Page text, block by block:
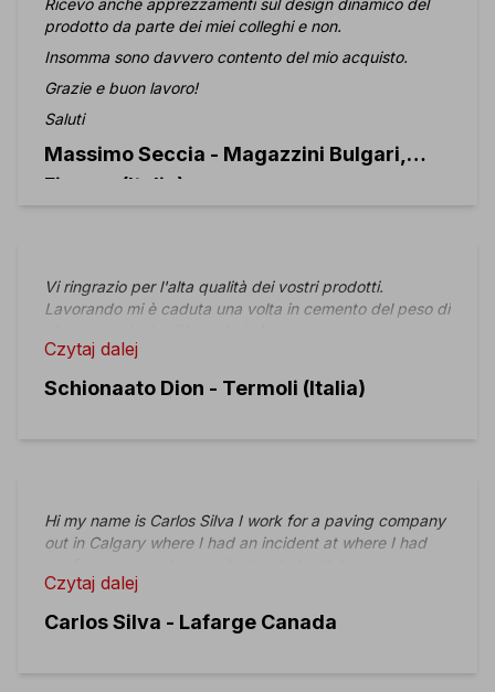
Ricevo anche apprezzamenti sul design dinamico del
prodotto da parte dei miei colleghi e non.
Insomma sono davvero contento del mio acquisto.
Grazie e buon lavoro!
Saluti
Massimo Seccia - Magazzini Bulgari,
Firenze (Italia)
Vi ringrazio per l'alta qualità dei vostri prodotti.
Lavorando mi è caduta una volta in cemento del peso di
contusione e un livido non ho riportato alcuna frattura.
Czytaj dalej
Schionaato Dion - Termoli (Italia)
Hi my name is Carlos Silva I work for a paving company
out in Calgary where I had an incident at where I had
equipment and thanks to your great product / safety
simply say thank you for making a boot that actually
Czytaj dalej
Carlos Silva - Lafarge Canada